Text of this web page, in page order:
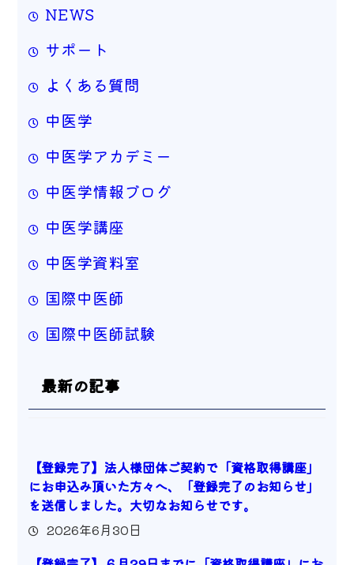
NEWS
サポート
よくある質問
中医学
中医学アカデミー
中医学情報ブログ
中医学講座
中医学資料室
国際中医師
国際中医師試験
最新の記事
【登録完了】法人様団体ご契約で「資格取得講座」
にお申込み頂いた方々へ、「登録完了のお知らせ」
を送信しました。大切なお知らせです。
2026年6月30日